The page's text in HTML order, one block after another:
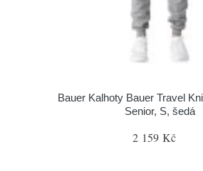
Bauer Kalhoty Bauer Travel
Senior, S, šedá
2 159 Kč